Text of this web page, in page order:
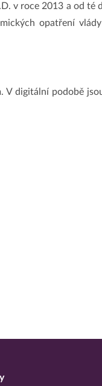
v roce 2013 a od té
opatření
V digitální podobě